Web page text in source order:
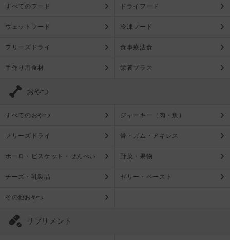
すべてのフード ドライフード
ウェットフード 冷凍フード
フリーズドライ 食事療法食
手作り用食材 栄養プラス
おやつ
すべてのおやつ ジャーキー（肉・魚）
フリーズドライ 骨・ガム・アキレス
ボーロ・ビスケット・せんべい 野菜・果物
チーズ・乳製品 ゼリー・ペースト
その他おやつ
サプリメント